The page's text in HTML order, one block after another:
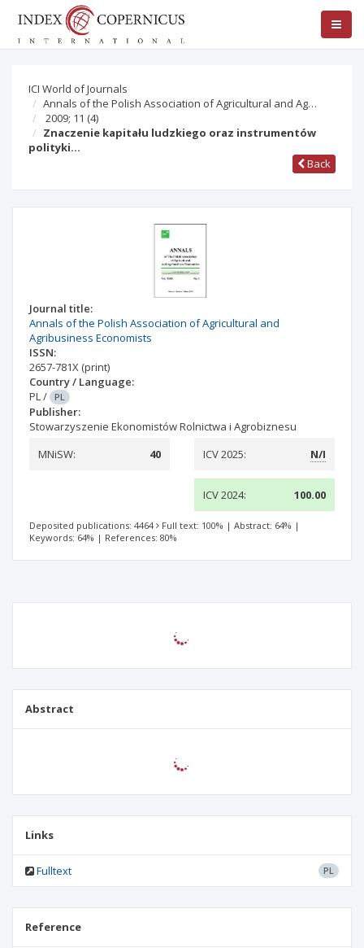
ICI World of Journals
Annals of the Polish Association of Agricultural and Ag…
2009; 11 (4)
Znaczenie kapitału ludzkiego oraz instrumentów
polityki…
Back
Journal title:
Annals of the Polish Association of Agricultural and
Agribusiness Economists
ISSN:
2657-781X (print)
Country / Language:
PL/ PL
Publisher:
Stowarzyszenie Ekonomistów Rolnictwa i Agrobiznesu
MNiSW:
40 ICV 2025: N/I
ICV 2024: 100.00
Deposited publications: 4464 Full text: 100% | Abstract: 64% |
Keywords: 64% | References: 80%
Abstract
Links
Fulltext PL
Reference